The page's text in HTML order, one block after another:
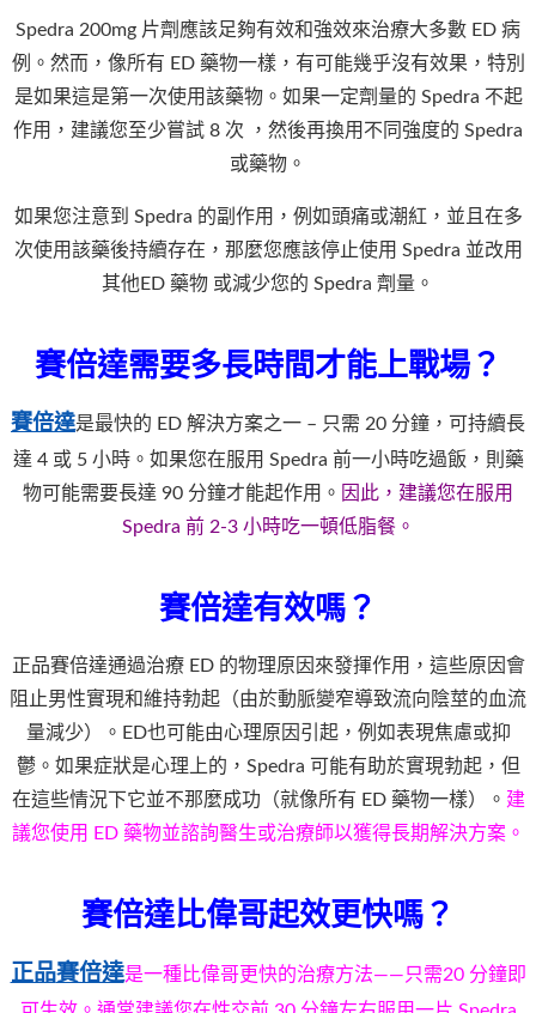
Spedra 200mg 片劑應該足夠有效和強效來治療大多數 ED 病
例。然而，像所有 ED 藥物一樣，有可能幾乎沒有效果，特別
是如果這是第一次使用該藥物。如果一定劑量的 Spedra 不起
作用，建議您至少嘗試 8 次 ，然後再換用不同強度的 Spedra
或藥物。
如果您注意到 Spedra 的副作用，例如頭痛或潮紅，並且在多
次使用該藥後持續存在，那麼您應該停止使用 Spedra 並改用
其他ED 藥物 或減少您的 Spedra 劑量。
賽倍達需要多長時間才能上戰場？
賽倍達是最快的 ED 解決方案之一 – 只需 20 分鐘，可持續長
達 4 或 5 小時。如果您在服用 Spedra 前一小時吃過飯，則藥
物可能需要長達 90 分鐘才能起作用。 因此，建議您在服用
Spedra 前 2-3 小時吃一頓低脂餐。
賽倍達有效嗎？
正品賽倍達通過治療 ED 的物理原因來發揮作用，這些原因會
阻止男性實現和維持勃起（由於動脈變窄導致流向陰莖的血流
量減少）。ED也可能由心理原因引起，例如表現焦慮或抑
鬱。如果症狀是心理上的，Spedra 可能有助於實現勃起，但
在這些情況下它並不那麼成功（就像所有 ED 藥物一樣）。 建
議您使用 ED 藥物並諮詢醫生或治療師以獲得長期解決方案。
賽倍達比偉哥起效更快嗎？
正品賽倍達是一種比偉哥更快的治療方法——只需20 分鐘即